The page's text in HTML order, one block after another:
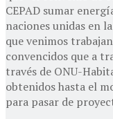
CEPAD sumar
naciones unidas en
que venimos
convencidos que a
través de ONU-
obtenidos hasta el
para pasar de